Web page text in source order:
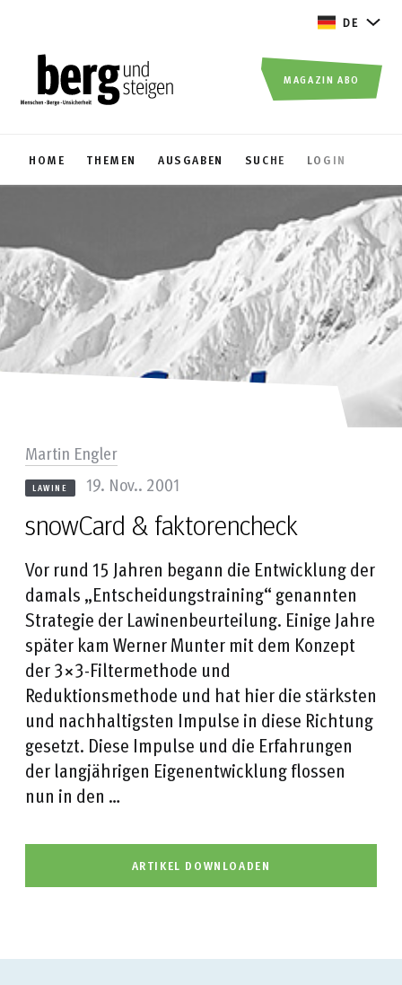
DE
HOME THEMEN AUSGABEN SUCHE LOGIN
MAGAZIN ABO
snowCard & faktorencheck
LAWINE 19. Nov.. 2001
Martin Engler
Vor rund 15 Jahren begann die Entwicklung der
damals „Entscheidungstraining“ genannten
Strategie der Lawinenbeurteilung. Einige Jahre
später kam Werner Munter mit dem Konzept
der 3×3-Filtermethode und
Reduktionsmethode und hat hier die stärksten
und nachhaltigsten Impulse in diese Richtung
gesetzt. Diese Impulse und die Erfahrungen
der langjährigen Eigenentwicklung flossen
nun in den …
ARTIKEL DOWNLOADEN